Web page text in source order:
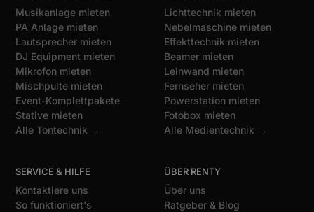
Musikanlage mieten
PA Anlage mieten
Lautsprecher mieten
DJ Equipment mieten
Mikrofon mieten
Mischpulte mieten
Event-Komplettpakete
Stative mieten
Alle Tontechnik →
Lichttechnik mieten
Nebelmaschine mieten
Effekttechnik mieten
Beamer mieten
Leinwand mieten
Fernseher mieten
Powerstation mieten
Fotobox mieten
Alle Medientechnik →
SERVICE & HILFE
Kontaktiere uns
So funktioniert's
ÜBER RENTY
Über uns
Ratgeber & Blog